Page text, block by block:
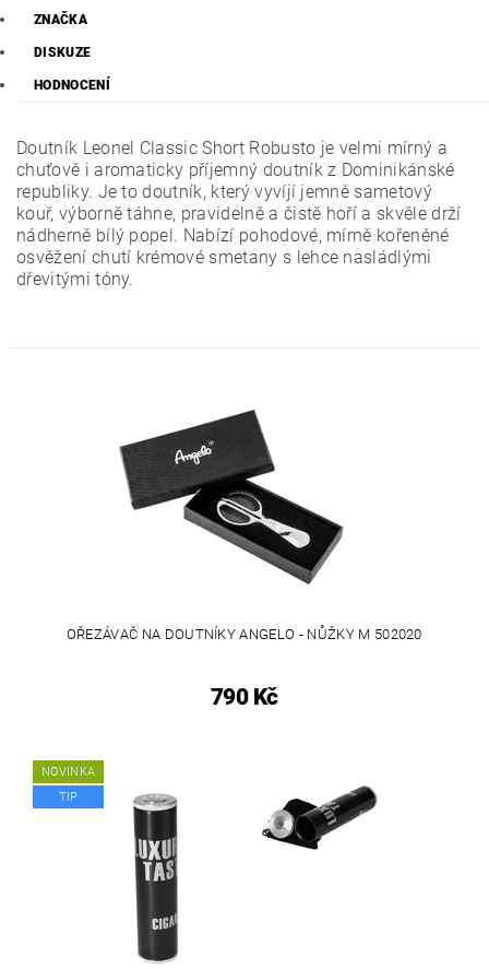
ZNAČKA
DISKUZE
HODNOCENÍ
Doutník Leonel Classic Short Robusto je velmi mírný a
chuťově i aromaticky příjemný doutník z Dominikánské
republiky. Je to doutník, který vyvíjí jemně sametový
kouř, výborně táhne, pravidelně a čistě hoří a skvěle drží
nádherně bílý popel. Nabízí pohodové, mírně kořeněné
osvěžení chutí krémové smetany s lehce nasládlými
dřevitými tóny.
OŘEZÁVAČ NA DOUTNÍKY ANGELO - NŮŽKY M 502020
790 Kč
NOVINKA
TIP